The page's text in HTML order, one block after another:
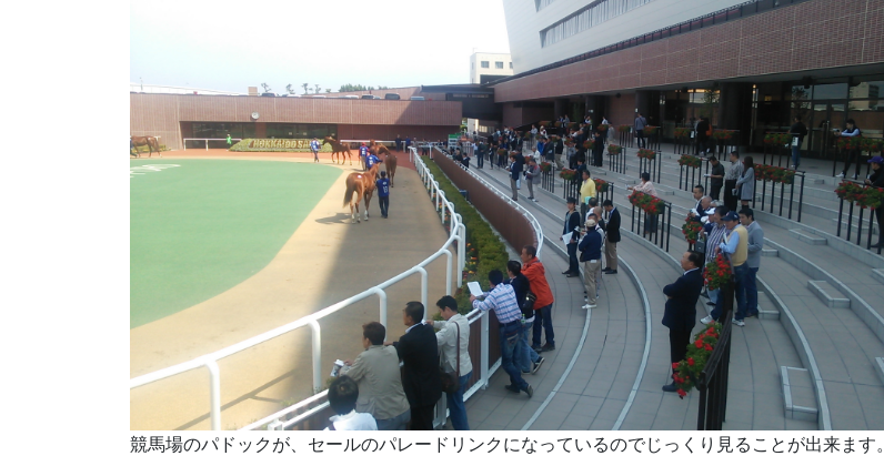
競馬場のパドックが、セールのパレードリンクになっているのでじっくり見ることが出来ます。